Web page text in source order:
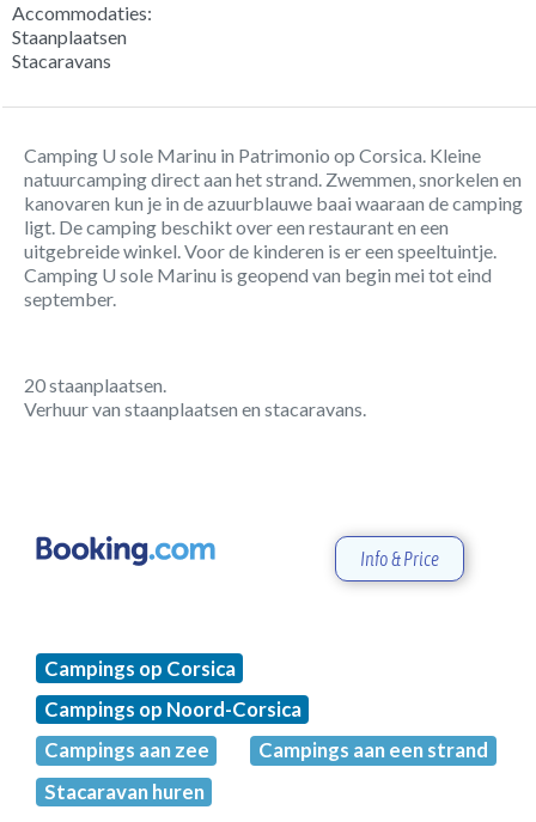
Accommodaties:
Staanplaatsen
Stacaravans
Camping U sole Marinu in Patrimonio op Corsica. Kleine
natuurcamping direct aan het strand. Zwemmen, snorkelen en
kanovaren kun je in de azuurblauwe baai waaraan de camping
ligt. De camping beschikt over een restaurant en een
uitgebreide winkel. Voor de kinderen is er een speeltuintje.
Camping U sole Marinu is geopend van begin mei tot eind
september.
20 staanplaatsen.
Verhuur van staanplaatsen en stacaravans.
Info & Price
Campings op Corsica
Campings op Noord-Corsica
Campings aan zee
Campings aan een strand
Stacaravan huren